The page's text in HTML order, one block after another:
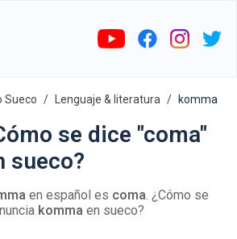
Sueco Lenguaje & literatura komma
se dice "coma"
sueco?
en español es coma. ¿Cómo se
komma en sueco?